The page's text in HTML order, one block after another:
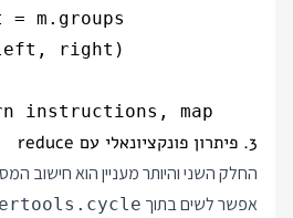
3. פיתרון פונקציונאלי עם reduce
החלק השני והיותר מעניין הוא חישוב
אפשר לשים בתוך